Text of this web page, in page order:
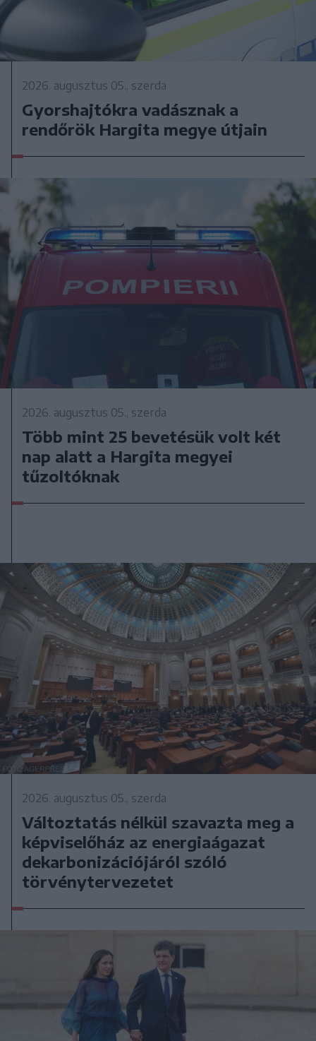
2026. augusztus 05., szerda
Gyorshajtókra vadásznak a
rendőrök Hargita megye útjain
2026. augusztus 05., szerda
Több mint 25 bevetésük volt két
nap alatt a Hargita megyei
tűzoltóknak
2026. augusztus 05., szerda
Változtatás nélkül szavazta meg a
képviselőház az energiaágazat
dekarbonizációjáról szóló
törvénytervezetet